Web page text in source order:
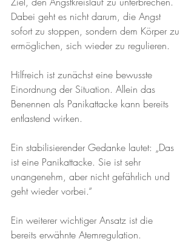
Dabei geht es nicht darum, die Angst
sofort zu stoppen, sondern dem Körper zu
ermöglichen, sich wieder zu regulieren.
Hilfreich ist zunächst eine bewusste
Einordnung der Situation. Allein das
Benennen als Panikattacke kann bereits
entlastend wirken.
Ein stabilisierender Gedanke lautet: „Das
ist eine Panikattacke. Sie ist sehr
unangenehm, aber nicht gefährlich und
geht wieder vorbei.“
Ein weiterer wichtiger Ansatz ist die
bereits erwähnte Atemregulation.